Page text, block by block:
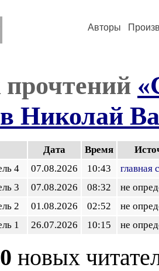
Авторы
Николай
Дата Время
4
07.08.2026 10:43
главная
3
07.08.2026 08:32
не
2
01.08.2026 02:52
не
1
26.07.2026 10:15 не
0 новых